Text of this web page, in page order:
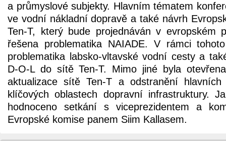
a průmyslové subjekty. Hlavním tématem
ve vodní nákladní dopravě a také návrh
Ten-T, který bude projednáván v evropském
řešena problematika NAIADE. V rámci
problematika labsko-vltavské vodní cesty a
D-O-L do sítě Ten-T. Mimo jiné byla
aktualizace sítě Ten-T a odstranění
klíčových oblastech dopravní infrastruktury.
hodnoceno setkání s viceprezidentem a
Evropské komise panem Siim Kallasem.